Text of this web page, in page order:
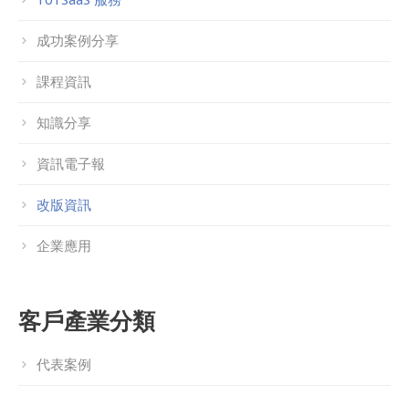
成功案例分享
課程資訊
知識分享
資訊電子報
改版資訊
企業應用
客戶產業分類
代表案例